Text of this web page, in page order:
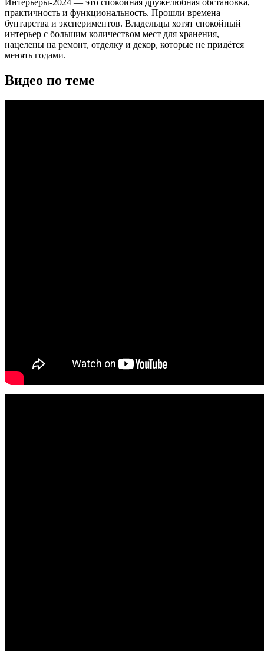
практичность и функциональность. Прошли времена
бунтарства и экспериментов. Владельцы хотят спокойный
интерьер с большим количеством мест для хранения,
нацелены на ремонт, отделку и декор, которые не придётся
менять годами.
Видео по теме